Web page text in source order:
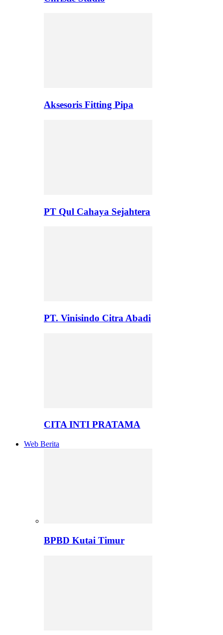
Aksesoris Fitting Pipa
PT Qul Cahaya Sejahtera
PT. Vinisindo Citra Abadi
CITA INTI PRATAMA
Web Berita
BPBD Kutai Timur